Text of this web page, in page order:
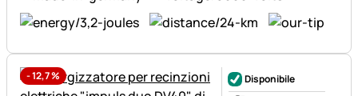
-12,7%
Disponibile